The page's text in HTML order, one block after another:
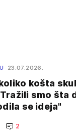
23.07.2026.
košta
smo šta
se ideja"
2